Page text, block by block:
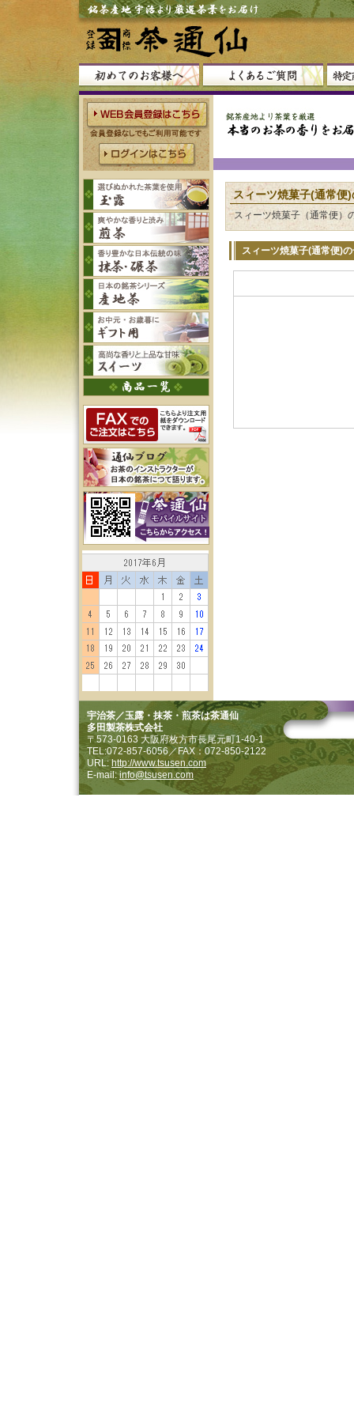
スィーツ焼菓子(通常便
スィーツ焼菓子（通常便）
スィーツ焼菓子(通常便)
宇治茶／玉露・抹茶・煎茶は茶通仙
多田製茶株式会社
〒573-0163 大阪府枚方市長尾元町1-40-1
TEL:072-857-6056／FAX：072-850-2122
URL: http://www.tsusen.com
E-mail:info@tsusen.com